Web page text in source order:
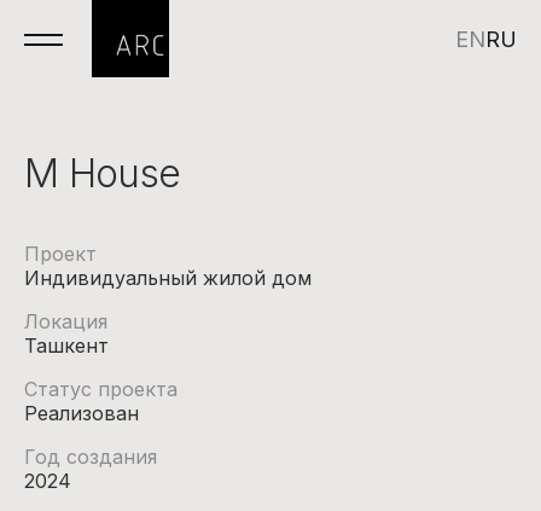
ENRU
M House
Проект
Индивидуальный жилой дом
Локация
Ташкент
Статус проекта
Реализован
Год создания
2024